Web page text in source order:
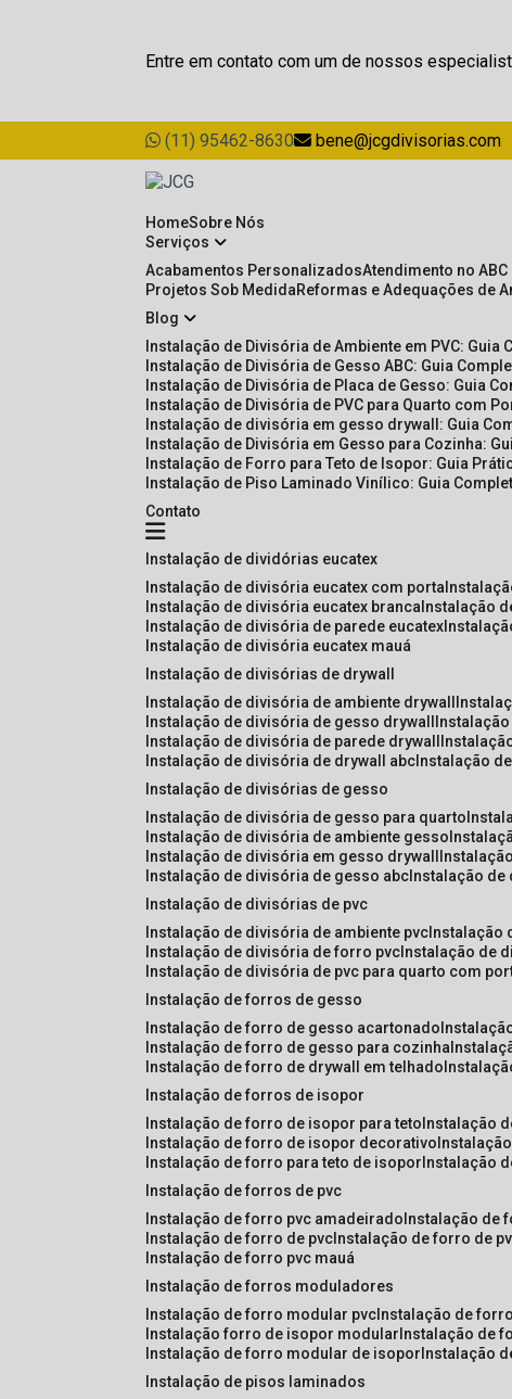
Entre em contato com um de nossos
(11) 95462-8630 bene@jcgdivisorias.com
Home Sobre Nós
Serviços
Acabamentos Personalizados Atendimento no
Projetos Sob Medida
Reformas e Adequações de
Blog
Instalação de Divisória de Ambiente em PVC: Guia
Instalação de Divisória de Gesso ABC: Guia
Instalação de Divisória de Placa de Gesso: Guia
Instalação de Divisória de PVC para Quarto com
Instalação de divisória em gesso drywall: Guia
Instalação de Divisória em Gesso para Cozinha:
Instalação de Forro para Teto de Isopor: Guia
Instalação de Piso Laminado Vinílico: Guia
Contato
instalação de dividórias eucatex
instalação de divisória eucatex com porta
instalação de divisória eucatex branca instalação
instalação de divisória de parede eucatex
instalação de divisória eucatex mauá
instalação de divisórias de drywall
instalação de divisória de ambiente drywall
instalação de divisória de gesso drywall
instalação de divisória de parede drywall
instalação de divisória de drywall abc instalação
instalação de divisórias de gesso
instalação de divisória de gesso para quarto
instalação de divisória de ambiente gesso
instalação de divisória em gesso drywall
instalação de divisória de gesso abc instalação
instalação de divisórias de pvc
instalação de divisória de ambiente pvc instalação
instalação de divisória de forro pvc instalação de
instalação de divisória de pvc para quarto com
instalação de forros de gesso
instalação de forro de gesso acartonado
instalação de forro de gesso para cozinha
instalação de forro de drywall em telhado
instalação de forros de isopor
instalação de forro de isopor para teto instalação
instalação de forro de isopor decorativo
instalação de forro para teto de isopor instalação
instalação de forros de pvc
instalação de forro pvc amadeirado instalação de
instalação de forro de pvc instalação de forro de
instalação de forro pvc mauá
instalação de forros moduladores
instalação de forro modular pvc instalação de
instalação forro de isopor modular instalação de
instalação de forro modular de isopor instalação
instalação de pisos laminados